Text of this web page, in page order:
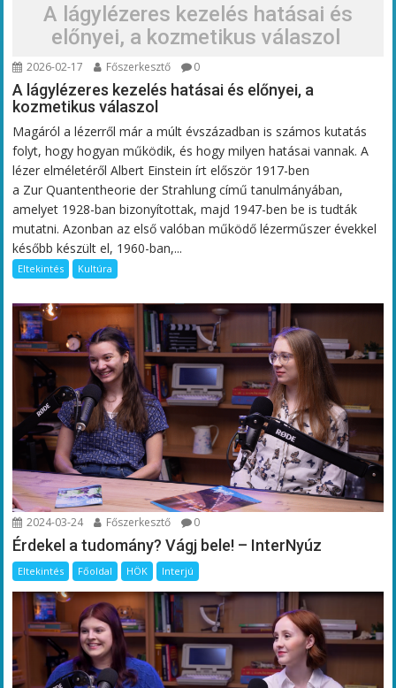
A lágylézeres kezelés hatásai és
előnyei, a kozmetikus válaszol
2026-02-17 Főszerkesztő 0
A lágylézeres kezelés hatásai és előnyei, a
kozmetikus válaszol
Magáról a lézerről már a múlt évszázadban is számos kutatás
folyt, hogy hogyan működik, és hogy milyen hatásai vannak. A
lézer elméletéről Albert Einstein írt először 1917-ben
a Zur Quantentheorie der Strahlung című tanulmányában,
amelyet 1928-ban bizonyítottak, majd 1947-ben be is tudták
mutatni. Azonban az első valóban működő lézerműszer évekkel
később készült el, 1960-ban,...
Eltekintés Kultúra
2024-03-24 Főszerkesztő 0
Érdekel a tudomány? Vágj bele! – InterNyúz
Eltekintés Főoldal HÖK Interjú